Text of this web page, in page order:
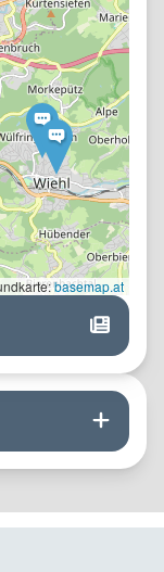
basemap.at